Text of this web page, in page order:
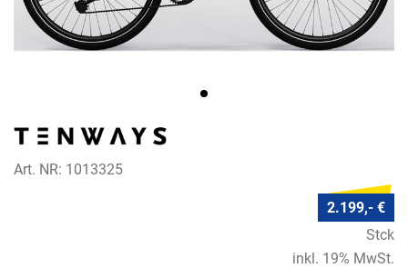
Art. NR: 1013325
2.199,- €
Stck
inkl. 19% MwSt.